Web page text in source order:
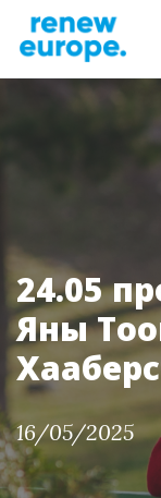
24.05
Яны
16/05/2025